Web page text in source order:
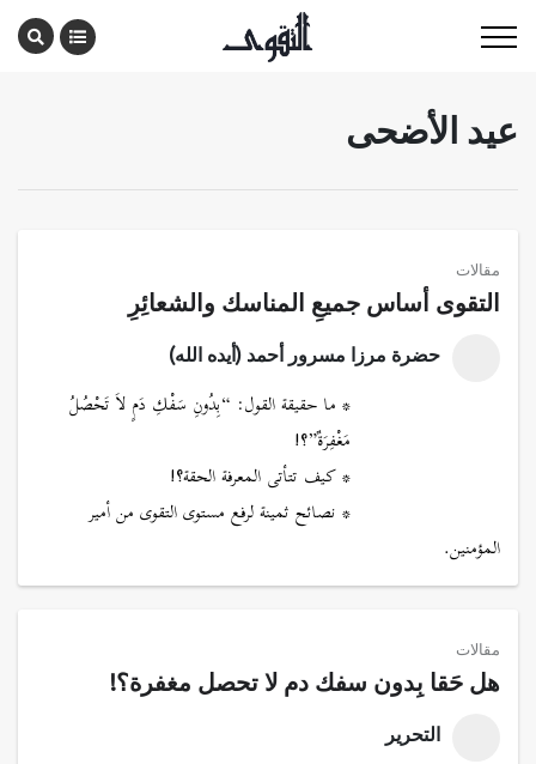
عيد الأضحى
مقالات
التقوى أساس جميعِ المناسك والشعائِرِ
حضرة مرزا مسرور أحمد (أيده الله)
* ما حقيقة القول: “بِدُونِ سَفْكِ دَمٍ لاَ تَحْصُلُ
مَغْفِرَةٌ”؟!
* كيف تتأتى المعرفة الحقة؟!
* نصائح ثمينة لرفع مستوى التقوى من أمير
المؤمنين.
مقالات
هل حَقا بِدون سفك دم لا تحصل مغفرة؟!
التحرير